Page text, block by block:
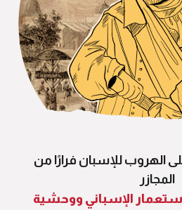
الهروب للإسبان فرارًا من
المجازر
الإسباني ووحشية